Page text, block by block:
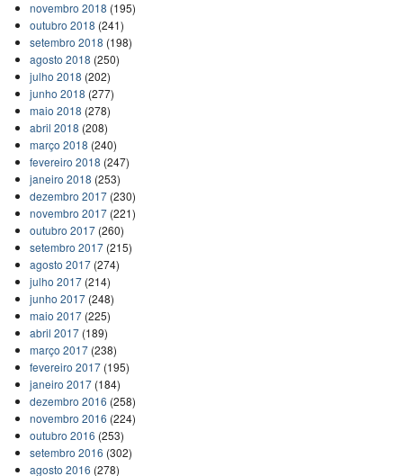
novembro 2018 (195)
outubro 2018 (241)
setembro 2018 (198)
agosto 2018 (250)
julho 2018 (202)
junho 2018 (277)
maio 2018 (278)
abril 2018 (208)
março 2018 (240)
fevereiro 2018 (247)
janeiro 2018 (253)
dezembro 2017(230)
novembro 2017(221)
outubro 2017(260)
setembro 2017(215)
agosto 2017(274)
julho 2017(214)
junho 2017(248)
maio 2017(225)
abril 2017(189)
março 2017(238)
fevereiro 2017(195)
janeiro 2017(184)
dezembro 2016 (258)
novembro 2016 (224)
outubro 2016 (253)
setembro 2016 (302)
agosto 2016 (278)